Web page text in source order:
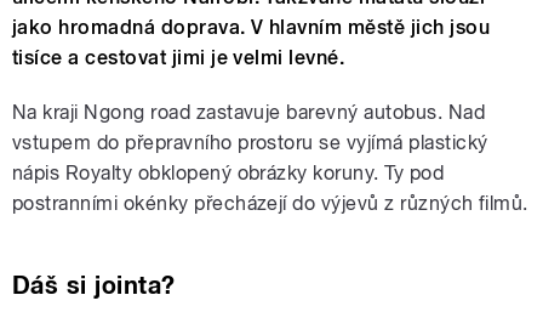
jako hromadná doprava. V hlavním městě jich jsou
tisíce a cestovat jimi je velmi levné.
Na kraji Ngong road zastavuje barevný autobus. Nad
vstupem do přepravního prostoru se vyjímá plastický
nápis Royalty obklopený obrázky koruny. Ty pod
postranními okénky přecházejí do výjevů z různých filmů.
Dáš si jointa?